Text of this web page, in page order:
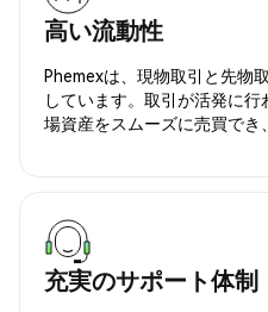
高い流動性
Phemexは、現物取引と先物
しています。取引が活発に
場資産をスムーズに売買でき
充実のサポート体制